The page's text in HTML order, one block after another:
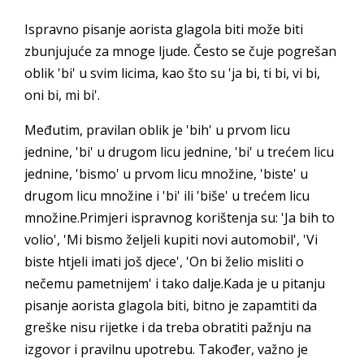
Ispravno pisanje aorista glagola biti može biti
zbunjujuće za mnoge ljude. Često se čuje pogrešan
oblik 'bi' u svim licima, kao što su 'ja bi, ti bi, vi bi,
oni bi, mi bi'.
Međutim, pravilan oblik je 'bih' u prvom licu
jednine, 'bi' u drugom licu jednine, 'bi' u trećem licu
jednine, 'bismo' u prvom licu množine, 'biste' u
drugom licu množine i 'bi' ili 'biše' u trećem licu
množine.Primjeri ispravnog korištenja su: 'Ja bih to
volio', 'Mi bismo željeli kupiti novi automobil', 'Vi
biste htjeli imati još djece', 'On bi želio misliti o
nečemu pametnijem' i tako dalje.Kada je u pitanju
pisanje aorista glagola biti, bitno je zapamtiti da
greške nisu rijetke i da treba obratiti pažnju na
izgovor i pravilnu upotrebu. Također, važno je